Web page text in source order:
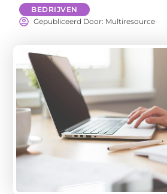
BEDRIJVEN
Gepubliceerd Door: Multiresource